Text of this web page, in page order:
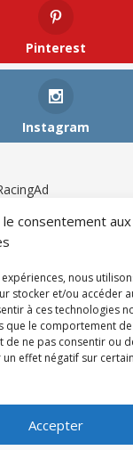
consentement aux
nous
stocker et/ou accéder
à ces technologies
que le comportement
de ne pas consentir ou
effet négatif sur
Accepter
Pinterest
Instagram
Partenaires
Espace Client